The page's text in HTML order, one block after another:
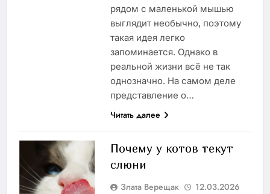
рядом с маленькой мышью
выглядит необычно, поэтому
такая идея легко
запоминается. Однако в
реальной жизни всё не так
однозначно. На самом деле
представление о…
Читать далее
Почему у котов текут
слюни
Злата Верещак
12.03.2026